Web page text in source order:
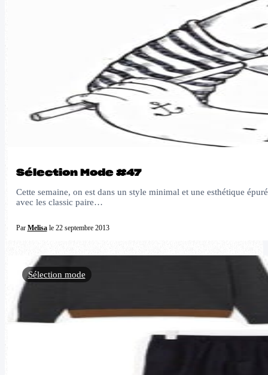
Sélection Mode #47
Cette semaine, on est dans un style minimal et une esthétique
avec les classic paire…
Par Melisale 22 septembre 2013
Sélection mode